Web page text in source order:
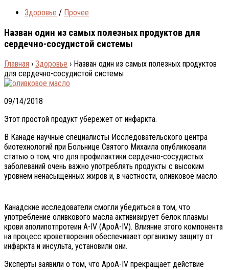
Здоровье / Прочее
Назван один из самых полезных продуктов для
сердечно-сосудистой системы
Главная › Здоровье › Назван один из самых полезных продуктов
для сердечно-сосудистой системы
09/14/2018
Этот простой продукт убережет от инфаркта.
В Канаде научные специалисты Исследовательского центра
биотехнологий при Больнице Святого Михаила опубликовали
статью о том, что для профилактики сердечно-сосудистых
заболеваний очень важно употреблять продукты с высоким
уровнем ненасыщенных жиров и, в частности, оливковое масло.
Канадские исследователи смогли убедиться в том, что
употребление оливкового масла активизирует белок плазмы
крови аполипотпротеин A-IV (ApoA-IV). Влияние этого компонента
на процесс кроветворения обеспечивает организму защиту от
инфаркта и инсульта, установили они.
Эксперты заявили о том, что ApoA-IV прекращает действие